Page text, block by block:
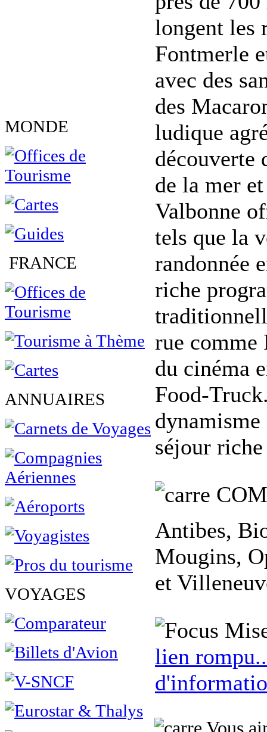
MONDE
FRANCE
ANNUAIRES
VOYAGES
longent les
Fontmerle
avec des
des
ludique
découverte
de la mer
Valbonne
tels que la
randonnée
riche
rue comme
du cinéma
Food-
séjour
Antibes,
Mougins,
et
lien